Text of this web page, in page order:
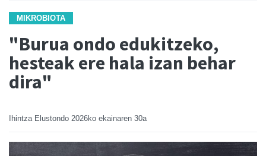
MIKROBIOTA
"Burua ondo edukitzeko,
hesteak ere hala izan behar
dira"
Ihintza Elustondo 2026ko ekainaren 30a